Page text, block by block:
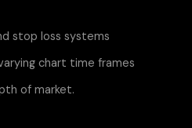
stop loss systems
chart time frames
of market.